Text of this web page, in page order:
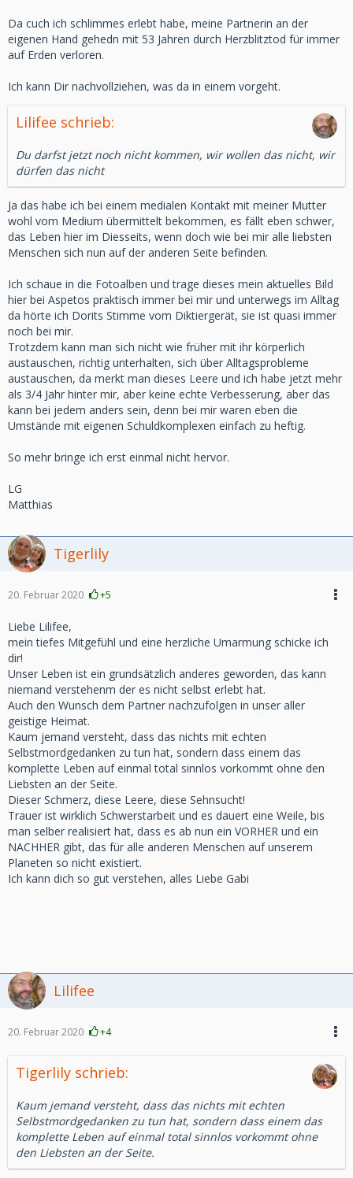
Da cuch ich schlimmes erlebt habe, meine Partnerin an der
eigenen Hand gehedn mit 53 Jahren durch Herzblitztod für immer
auf Erden verloren.
Ich kann Dir nachvollziehen, was da in einem vorgeht.
Lilifee schrieb:
Du darfst jetzt noch nicht kommen, wir wollen das nicht, wir
dürfen das nicht
Ja das habe ich bei einem medialen Kontakt mit meiner Mutter
wohl vom Medium übermittelt bekommen, es fällt eben schwer,
das Leben hier im Diesseits, wenn doch wie bei mir alle liebsten
Menschen sich nun auf der anderen Seite befinden.
Ich schaue in die Fotoalben und trage dieses mein aktuelles Bild
hier bei Aspetos praktisch immer bei mir und unterwegs im Alltag
da hörte ich Dorits Stimme vom Diktiergerät, sie ist quasi immer
noch bei mir.
Trotzdem kann man sich nicht wie früher mit ihr körperlich
austauschen, richtig unterhalten, sich über Alltagsprobleme
austauschen, da merkt man dieses Leere und ich habe jetzt mehr
als 3/4 Jahr hinter mir, aber keine echte Verbesserung, aber das
kann bei jedem anders sein, denn bei mir waren eben die
Umstände mit eigenen Schuldkomplexen einfach zu heftig.
So mehr bringe ich erst einmal nicht hervor.
LG
Matthias
Tigerlily
20. Februar 2020 +5
Liebe Lilifee,
mein tiefes Mitgefühl und eine herzliche Umarmung schicke ich
dir!
Unser Leben ist ein grundsätzlich anderes geworden, das kann
niemand verstehenm der es nicht selbst erlebt hat.
Auch den Wunsch dem Partner nachzufolgen in unser aller
geistige Heimat.
Kaum jemand versteht, dass das nichts mit echten
Selbstmordgedanken zu tun hat, sondern dass einem das
komplette Leben auf einmal total sinnlos vorkommt ohne den
Liebsten an der Seite.
Dieser Schmerz, diese Leere, diese Sehnsucht!
Trauer ist wirklich Schwerstarbeit und es dauert eine Weile, bis
man selber realisiert hat, dass es ab nun ein VORHER und ein
NACHHER gibt, das für alle anderen Menschen auf unserem
Planeten so nicht existiert.
Ich kann dich so gut verstehen, alles Liebe Gabi
Lilifee
20. Februar 2020 +4
Tigerlily schrieb:
Kaum jemand versteht, dass das nichts mit echten
Selbstmordgedanken zu tun hat, sondern dass einem das
komplette Leben auf einmal total sinnlos vorkommt ohne
den Liebsten an der Seite.